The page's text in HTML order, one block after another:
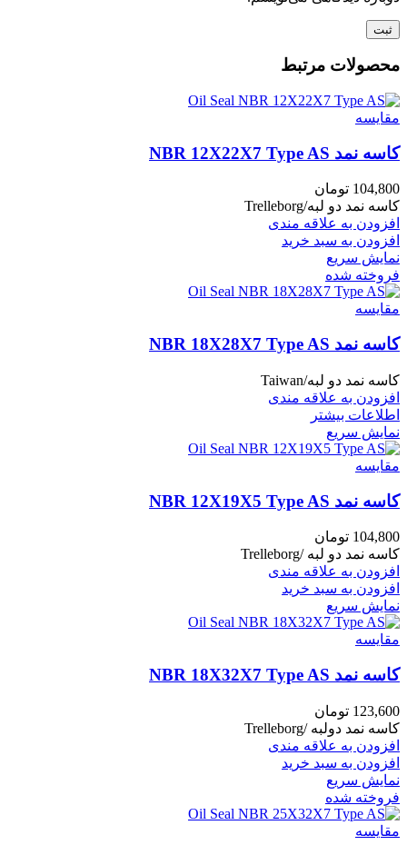
محصولات مرتبط
مقايسه
کاسه نمد NBR 12X22X7 Type AS
104,800 تومان
کاسه نمد دو لبه/Trelleborg
افزودن به علاقه مندی
افزودن به سبد خرید
نمایش سریع
فروخته شده
مقايسه
کاسه نمد NBR 18X28X7 Type AS
کاسه نمد دو لبه/Taiwan
افزودن به علاقه مندی
اطلاعات بیشتر
نمایش سریع
مقايسه
کاسه نمد NBR 12X19X5 Type AS
104,800 تومان
کاسه نمد دو لبه /Trelleborg
افزودن به علاقه مندی
افزودن به سبد خرید
نمایش سریع
مقايسه
کاسه نمد NBR 18X32X7 Type AS
123,600 تومان
کاسه نمد دولبه /Trelleborg
افزودن به علاقه مندی
افزودن به سبد خرید
نمایش سریع
فروخته شده
مقايسه